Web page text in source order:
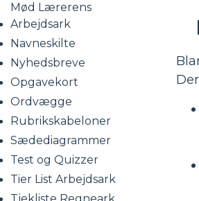
Mød Lærerens
Arbejdsark
Navneskilte
Nyhedsbreve
Opgavekort
Ordvægge
Rubrikskabeloner
Sædediagrammer
Test og Quizzer
Tier List Arbejdsark